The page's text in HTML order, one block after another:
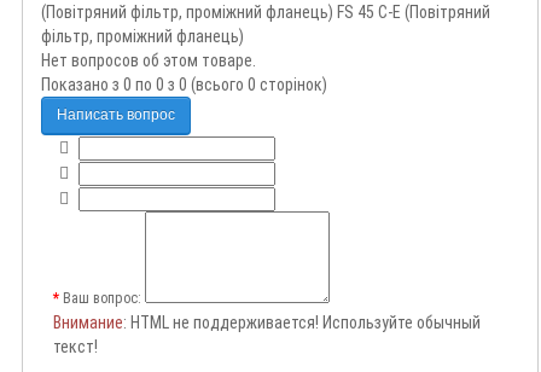
(Повітряний фільтр, проміжний фланець) FS 45 C-E (Повітряний
фільтр, проміжний фланець)
Нет вопросов об этом товаре.
Показано з 0 по 0 з 0 (всього 0 сторінок)
Написать вопрос
Ваш вопрос:
Внимание: HTML не поддерживается! Используйте обычный
текст!